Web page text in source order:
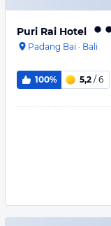
Puri Rai Hotel
Padang Bai · Bali
100% 5,2 / 6